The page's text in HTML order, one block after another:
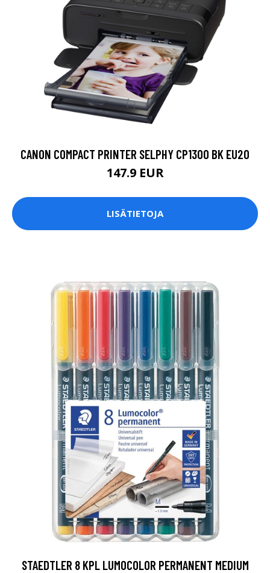
CANON COMPACT PRINTER SELPHY CP1300 BK EU20
147.9 EUR
LISÄTIETOJA
STAEDTLER 8 KPL LUMOCOLOR PERMANENT MEDIUM